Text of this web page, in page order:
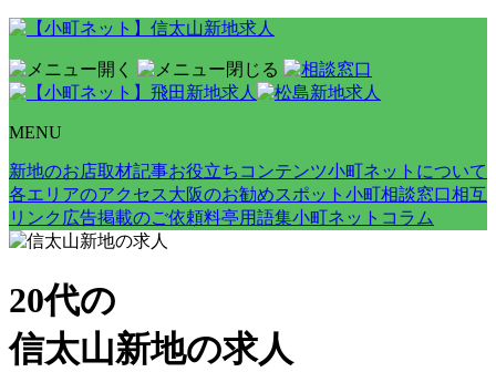
MENU
新地のお店取材記事お役立ちコンテンツ小町ネットについて
各エリアのアクセス 大阪のお勧めスポット 小町相談窓口相互
リンク 広告掲載のご依頼料亭用語集小町ネットコラム
20代の
信太山新地の求人